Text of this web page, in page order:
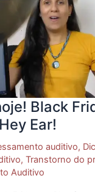
Black
Ear!
auditivo,
, Transtorno do
Auditivo